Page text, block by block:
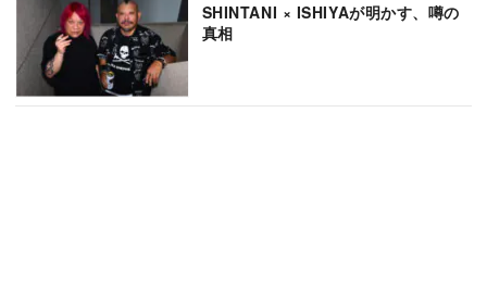
SHINTANI × ISHIYAが明かす、噂の
真相